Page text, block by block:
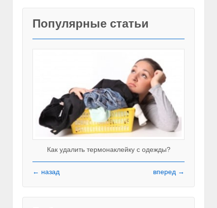
Популярные статьи
Как удалить термонаклейку с одежды?
← назад вперед →